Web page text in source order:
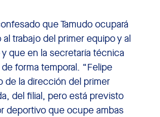
que Tamudo ocupará
trabajo del primer equipo y al
que en la secretaría técnica
forma temporal. “Felipe
de la dirección del primer
del filial, pero está previsto
deportivo que ocupe ambas